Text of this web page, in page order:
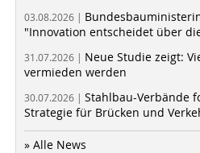
03.08.2026 |
"Innovation entscheidet über
31.07.2026 | Neue Studie zeigt:
vermieden werden
30.07.2026 | Stahlbau-Verbände
Strategie für Brücken und
» Alle News